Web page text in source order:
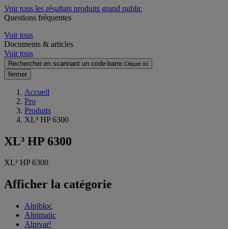
Voir tous les résultats produits grand public
Questions fréquentes
Voir tous
Documents & articles
Voir tous
Rechercher en scannant un code-barre Cliquer ici
fermer
Accueil
Pro
Produits
XL³ HP 6300
XL³ HP 6300
XL³ HP 6300
Afficher la catégorie
Alpibloc
Alpimatic
Alpivar³